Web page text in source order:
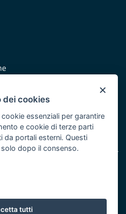
Puglia
del POR Puglia 2014/2020 -
×
dei cookies
essenziali per garantire
e cookie di terze parti
da portali esterni. Questi
dopo il consenso.
tutti